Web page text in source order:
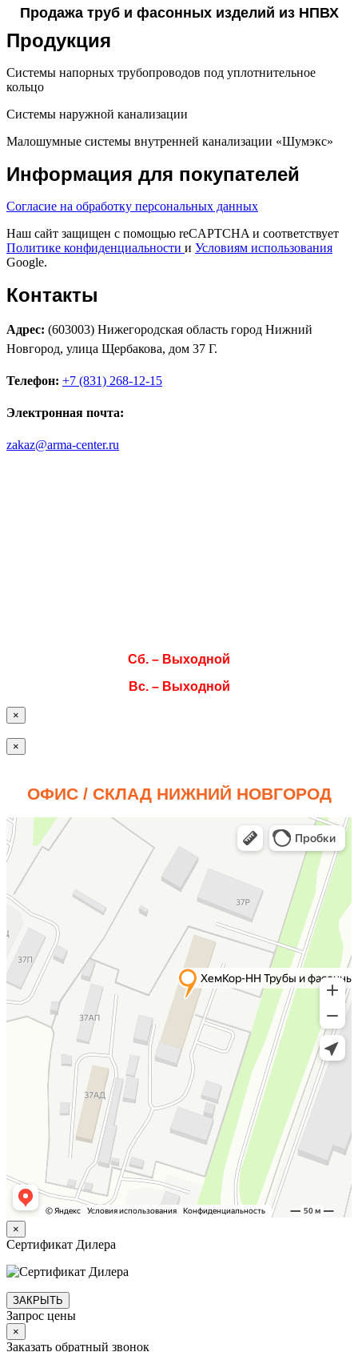
Продажа труб и фасонных изделий из НПВХ
Продукция
Системы напорных трубопроводов под уплотнительное
кольцо
Системы наружной канализации
Малошумные системы внутренней канализации «Шумэкс»
Информация для покупателей
Согласие на обработку персональных данных
Наш сайт защищен с помощью reCAPTCHA и соответствует
Политике конфиденциальности и Условиям использования
Google.
Контакты
Адрес: (603003) Нижегородская область город Нижний
Новгород, улица Щербакова, дом 37 Г.
Телефон: +7 (831) 268-12-15
Электронная почта:
zakaz@arma-center.ru
Сб. – Выходной
Вс. – Выходной
×
×
ОФИС / СКЛАД НИЖНИЙ НОВГОРОД
×
Сертификат Дилера
ЗАКРЫТЬ
Запрос цены
×
Заказать обратный звонок